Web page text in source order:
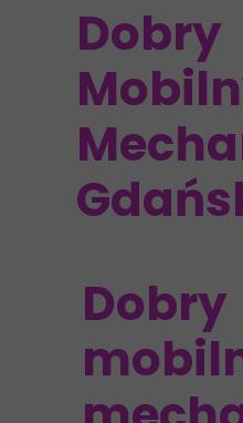
Dobry
Dobry